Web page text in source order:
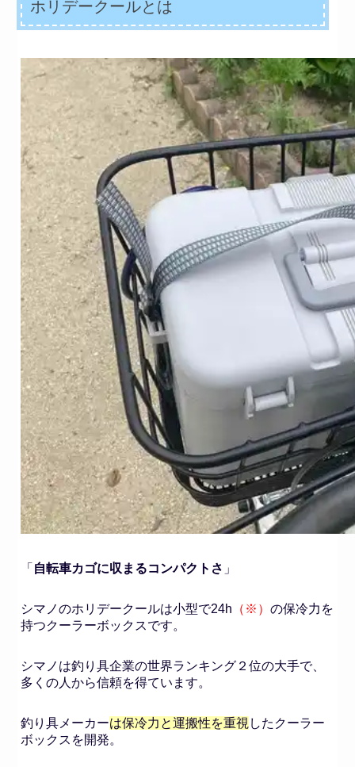
ホリデークールとは
「 自転車カゴに収まるコンパクトさ 」
シマノのホリデークールは小型で24h （※） の保冷力を
持つクーラーボックスです。
シマノは釣り具企業の世界ランキング２位の大手で、
多くの人から信頼を得ています。
釣り具メーカーは保冷力と運搬性を重視 したクーラー
ボックスを開発。